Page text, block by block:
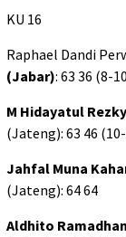
KU 16
Raphael Dandi
(Jabar): 63 36 (8-
M Hidayatul
(Jateng): 63 46
Jahfal Muna
(Jateng): 64 64
Aldhito